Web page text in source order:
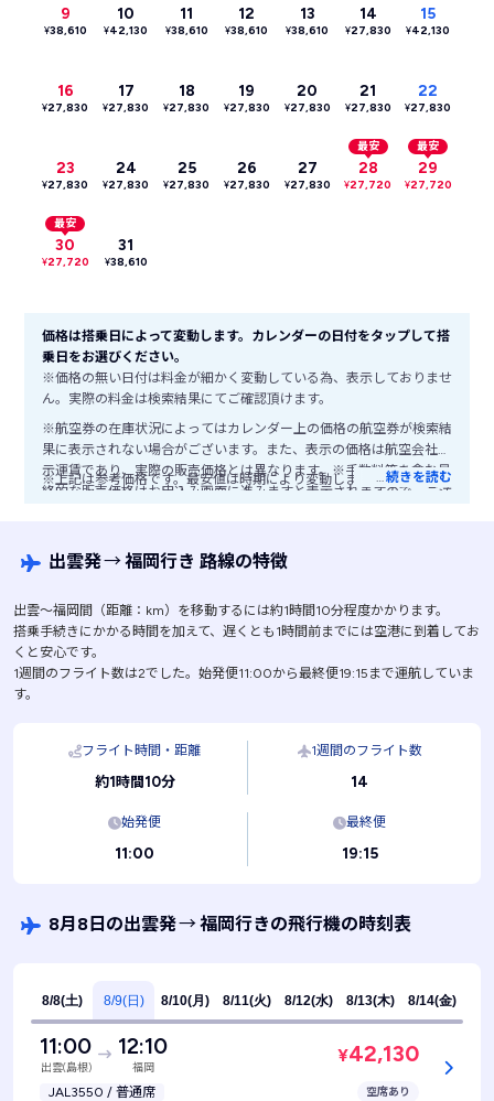
9
¥38,610
10
¥42,130
11
¥38,610
12
¥38,610
13
¥38,610
14
¥27,830
15
¥42,130
16
¥27,830
17
¥27,830
18
¥27,830
19
¥27,830
20
¥27,830
21
¥27,830
22
¥27,830
23
¥27,830
24
¥27,830
25
¥27,830
26
¥27,830
27
¥27,830
最安
28
¥27,720
最安
29
¥27,720
最安
30
¥27,720
31
¥38,610
価格は搭乗日によって変動します。カレンダーの日付をタップして搭
乗日をお選びください。
※価格の無い日付は料金が細かく変動している為、表示しておりませ
ん。実際の料金は検索結果にてご確認頂けます。
※航空券の在庫状況によってはカレンダー上の価格の航空券が検索結
果に表示されない場合がございます。また、表示の価格は航空会社公
示運賃であり、実際の販売価格とは異なります。※手数料等を含む最
終的な販売価格はお申込み画面に進みますと表示されますので、ご注
※上記は参考価格です。最安値は時期により変動します。
…続きを読む
出雲発→福岡行き 路線の特徴
出雲〜福岡間（距離：km）を移動するには約1時間10分程度かかります。
搭乗手続きにかかる時間を加えて、遅くとも1時間前までには空港に到着してお
くと安心です。
1週間のフライト数は2でした。始発便11:00から最終便19:15まで運航していま
す。
フライト時間・距離
約1時間10分
1週間のフライト数
14
始発便
11:00
最終便
19:15
8月8日の出雲発→福岡行きの飛行機の時刻表
8/8(土) 8/9(日) 8/10(月) 8/11(火) 8/12(水) 8/13(木) 8/14(金)
11:00
出雲(島根)
12:10
福岡
JAL3550 / 普通席
¥42,130
空席あり